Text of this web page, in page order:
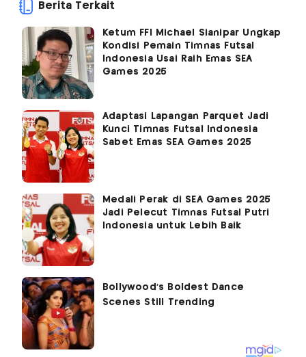
Berita Terkait
Ketum FFI Michael Sianipar Ungkap
Kondisi Pemain Timnas Futsal
Indonesia Usai Raih Emas SEA
Games 2025
Adaptasi Lapangan Parquet Jadi
Kunci Timnas Futsal Indonesia
Sabet Emas SEA Games 2025
Medali Perak di SEA Games 2025
Jadi Pelecut Timnas Futsal Putri
Indonesia untuk Lebih Baik